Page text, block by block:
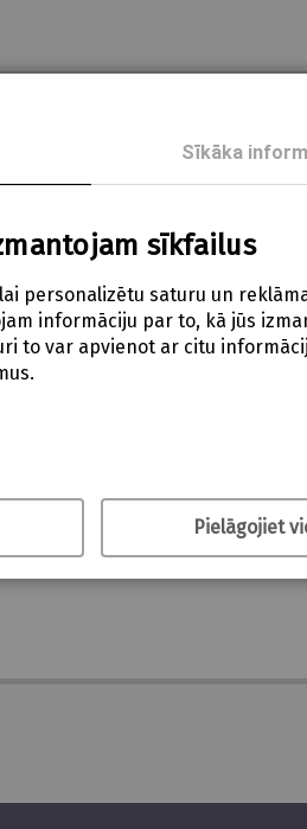
silikona
smaganas un zobus
ar kuras palīdzību zobu birste
lai novērstu
sīkfailus
personalizētu saturu un
informāciju par to, kā jūs
to var apvienot ar citu
Sīkāka
Pielāgojiet